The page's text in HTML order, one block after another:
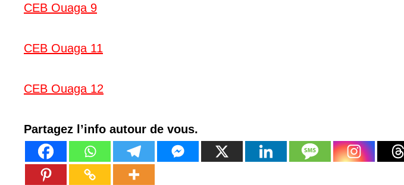
CEB Ouaga 9
CEB Ouaga 11
CEB Ouaga 12
Partagez l’info autour de vous.